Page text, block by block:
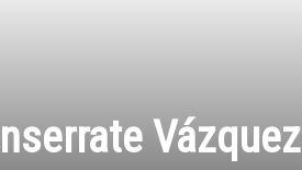
Vázquez